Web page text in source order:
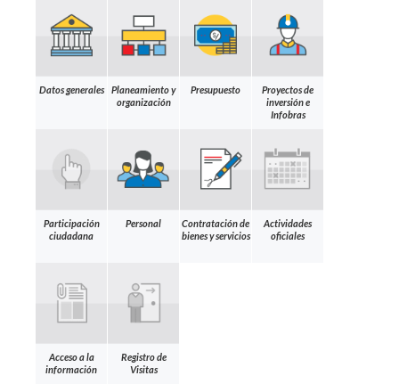
Datos generales
Planeamiento y
organización
Presupuesto
Proyectos de
inversión e
Infobras
Participación
ciudadana
Personal
Contratación de
bienes y servicios
Actividades
oficiales
Acceso a la
información
Registro de
Visitas